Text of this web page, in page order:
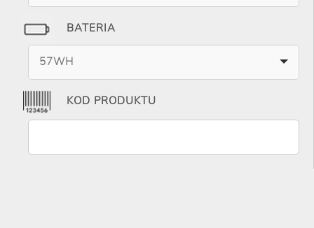
BATERIA
57WH
KOD PRODUKTU